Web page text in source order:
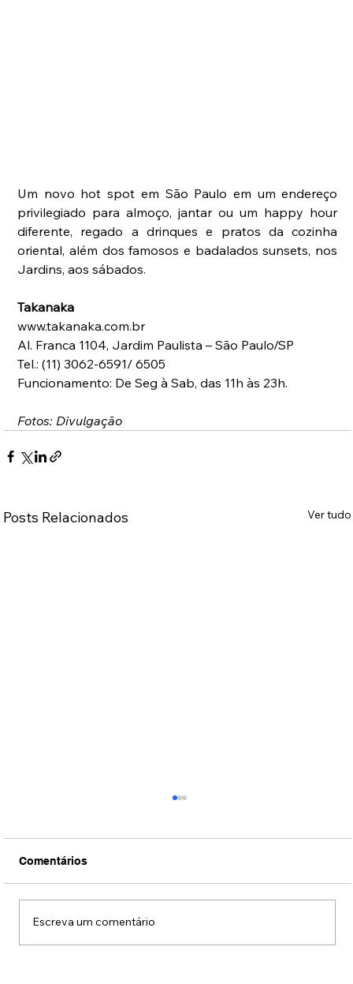
Um novo hot spot em São Paulo em um endereço
privilegiado para almoço, jantar ou um happy hour
diferente, regado a drinques e pratos da cozinha
oriental, além dos famosos e badalados sunsets, nos
Jardins, aos sábados.
Takanaka
www.takanaka.com.br
Al. Franca 1104, Jardim Paulista – São Paulo/SP
Tel.: (11) 3062-6591/ 6505
Funcionamento: De Seg à Sab, das 11h às 23h.
Fotos: Divulgação
Posts Relacionados Ver tudo
Comentários
Escreva um comentário